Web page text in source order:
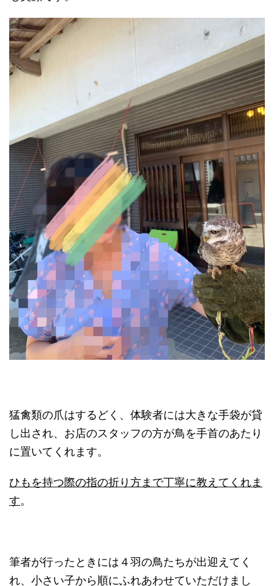
猛禽類の爪はするどく、体験者には大きな手袋が貸
し出され、お店のスタッフの方が鳥を手首のあたり
に置いてくれます。
ひもを持つ際の指の折り方まで丁寧に教えてくれま
す。
筆者が行ったときには４羽の鳥たちが出迎えてく
れ、小さい子から順にふれあわせていただけまし